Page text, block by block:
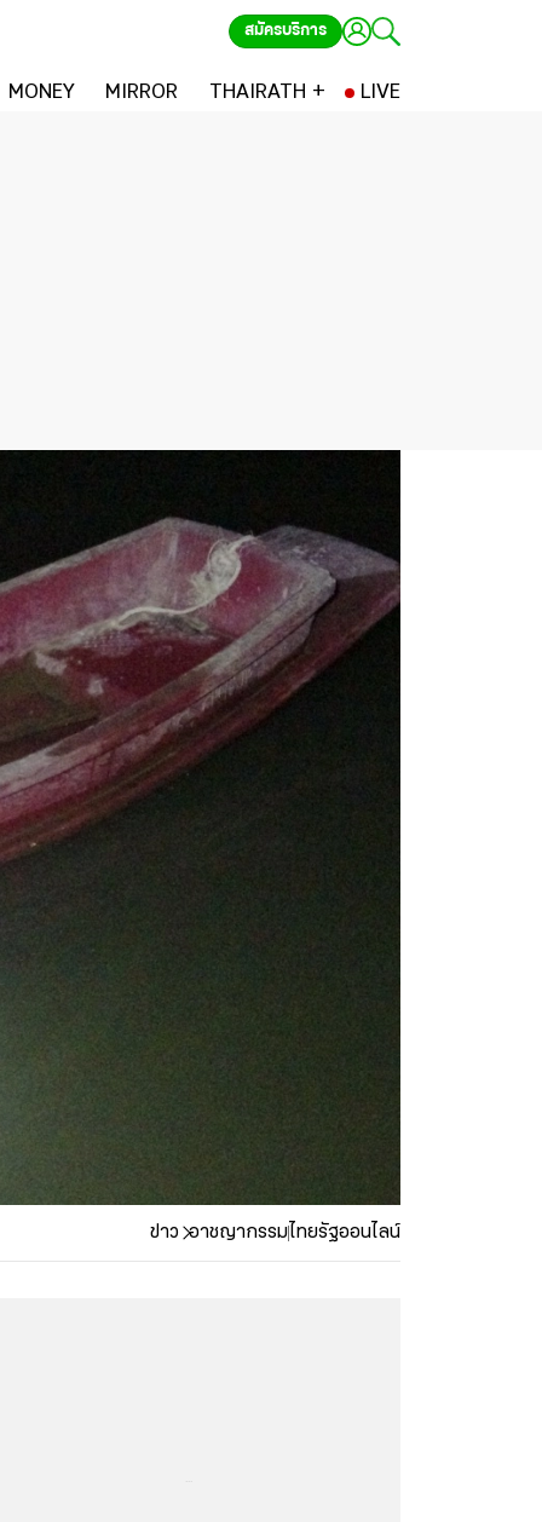
สมัครบริการ
MONEY MIRROR THAIRATH + LIVE
ข่าว อาชญากรรมไทยรัฐออนไลน์